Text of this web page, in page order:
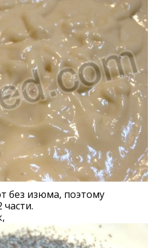
без изюма, поэтому
части.